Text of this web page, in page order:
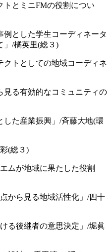
トとミニFMの役割につい
例とした学生コーディネータ
」/橘英里(総３)
クトとしての地域コーディネ
見る有効的なコミュニティの
した産業振興」/斉藤大地(環
(総３)
ムが地域に果たした役割
から見る地域活性化」/四十
る後継者の意思決定」/堀眞